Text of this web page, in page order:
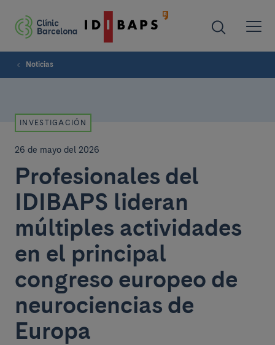
Noticias
INVESTIGACIÓN
26 de mayo del 2026
Profesionales del
IDIBAPS lideran
múltiples actividades
en el principal
congreso europeo de
neurociencias de
Europa